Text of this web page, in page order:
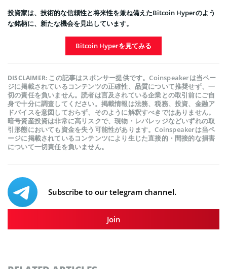
投資家は、技術的な信頼性と将来性を兼ね備えたBitcoin Hyperのよう
な銘柄に、新たな機会を見出しています。
Bitcoin Hyperを見てみる
DISCLAIMER: この記事はスポンサー提供です。Coinspeakerは当ペー
ジに掲載されているコンテンツの正確性、品質について推奨せず、一
切の責任を負いません。読者は言及されている企業との取引前にご自
身で十分に調査してください。掲載情報は法務、税務、投資、金融ア
ドバイスを意図しておらず、そのように解釈すべきではありません。
暗号資産投資は非常に高リスクで、現物・レバレッジなどいずれの取
引形態においても資金を失う可能性があります。Coinspeakerは当ペ
ージに掲載されているコンテンツにより生じた直接的・間接的な損害
について一切責任を負いません。
Subscribe to our telegram channel.
Join